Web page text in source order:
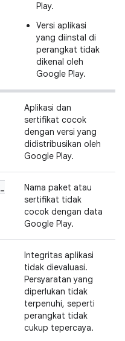
Play.
Versi aplikasi
yang diinstal di
perangkat tidak
dikenal oleh
Google Play.
Aplikasi dan
sertifikat cocok
dengan versi yang
didistribusikan oleh
Google Play.
_
Nama paket atau
sertifikat tidak
cocok dengan data
Google Play.
Integritas aplikasi
tidak dievaluasi.
Persyaratan yang
diperlukan tidak
terpenuhi, seperti
perangkat tidak
cukup tepercaya.